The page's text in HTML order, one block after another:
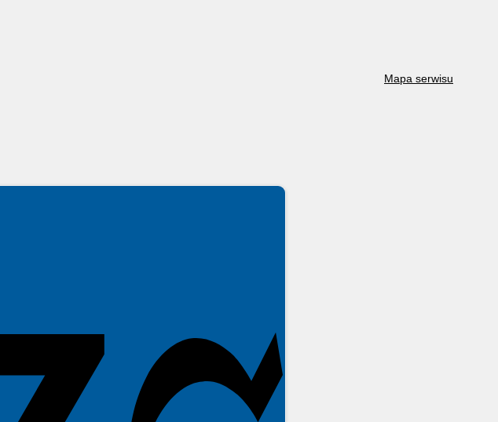
Mapa serwisu